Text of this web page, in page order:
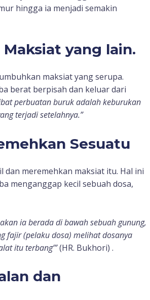
hingga ia menjadi semakin
yang lain.
maksiat yang serupa.
berat berpisah dan keluar dari
perbuatan buruk adalah keburukan
terjadi setelahnya.”
Sesuatu
meremehkan maksiat itu. Hal ini
menganggap kecil sebuah dosa,
ia berada di bawah sebuah gunung,
fajir (pelaku dosa) melihat dosanya
itu terbang’”(HR. Bukhori) .
dan